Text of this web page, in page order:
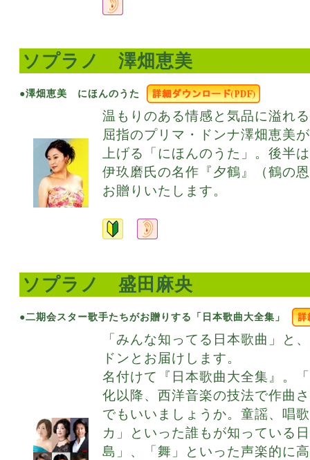
ソプラノ 澤畑恵美
●澤畑恵美 にほんのうた
温もりのある情感と気品に溢れ
屈指のプリマ・ドンナ澤畑恵美
上げる「にほんのうた」。後半
伊玖磨氏の名作『夕鶴』（鶴の
お贈りいたします。
ソプラノ 盛田麻央
●二期会スター歌手たちがお贈りする「日本歌曲大全集」
「みんな知ってる日本歌曲」と
ドンとお届けします。
名付けて『日本歌曲大全集』。
化以降、西洋音楽の技法で作曲
でもいいましょうか。童謡、唱
カ」といった誰もが知っている
島」、「舞」といった声楽的に